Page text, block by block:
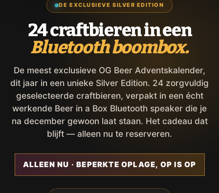
DE EXCLUSIEVE SILVER EDITION
24 craftbieren in een
Bluetooth boombox.
De meest exclusieve OG Beer Adventskalender,
dit jaar in een unieke Silver Edition. 24 zorgvuldig
geselecteerde craftbieren, verpakt in een écht
werkende Beer in a Box Bluetooth speaker die je
na december gewoon laat staan. Het cadeau dat
blijft — alleen nu te reserveren.
ALLEEN NU · BEPERKTE OPLAGE, OP IS OP